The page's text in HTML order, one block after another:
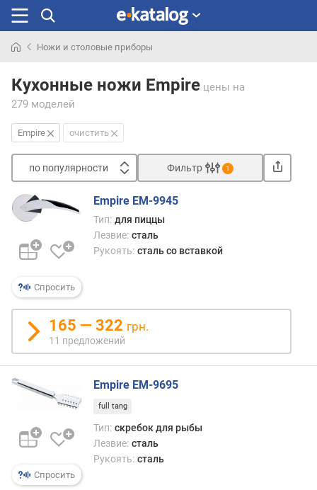
раньше
Ножи и столовые приборы
Кухонные ножи Empire цены на
279 моделей
Empire очистить
по популярности
п
п
о
у
л
я
р
т
о
т
е
Фильтр 1
Спросить
Empire EM-9945
Тип: для пиццы
Лезвие: сталь
Рукоять: сталь со вставкой
165 — 322 грн.
11 предложений
Спросить
Empire EM-9695
full tang
Тип: скребок для рыбы
Лезвие: сталь
Рукоять: сталь